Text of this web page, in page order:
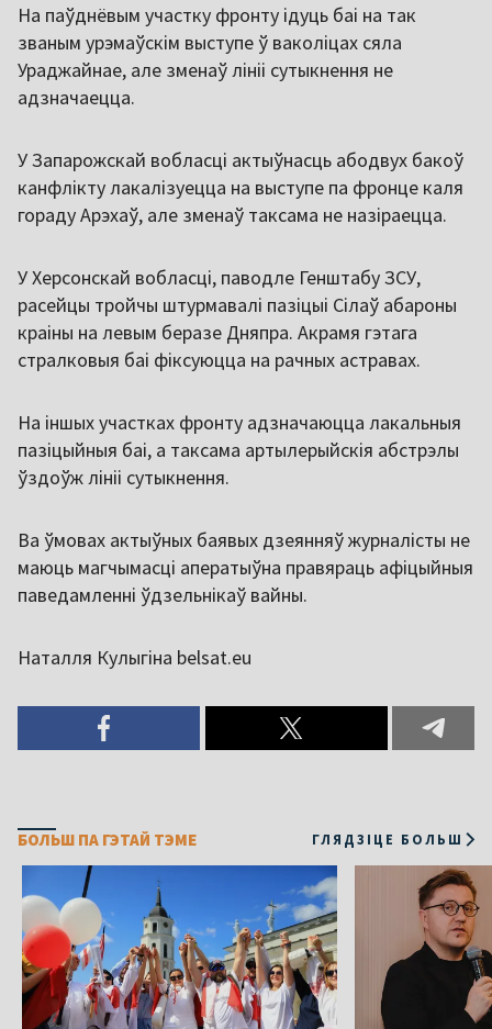
На паўднёвым участку фронту ідуць баі на так
званым урэмаўскім выступе ў ваколіцах сяла
Ураджайнае, але зменаў лініі сутыкнення не
адзначаецца.
У Запарожскай вобласці актыўнасць абодвух бакоў
канфлікту лакалізуецца на выступе па фронце каля
гораду Арэхаў, але зменаў таксама не назіраецца.
У Херсонскай вобласці, паводле Генштабу ЗСУ,
расейцы тройчы штурмавалі пазіцыі Сілаў абароны
краіны на левым беразе Дняпра. Акрамя гэтага
стралковыя баі фіксуюцца на рачных астравах.
На іншых участках фронту адзначаюцца лакальныя
пазіцыйныя баі, а таксама артылерыйскія абстрэлы
ўздоўж лініі сутыкнення.
Ва ўмовах актыўных баявых дзеянняў журналісты не
маюць магчымасці аператыўна правяраць афіцыйныя
паведамленні ўдзельнікаў вайны.
Наталля Кулыгіна belsat.eu
БОЛЬШ ПА ГЭТАЙ ТЭМЕ ГЛЯДЗІЦЕ БОЛЬШ